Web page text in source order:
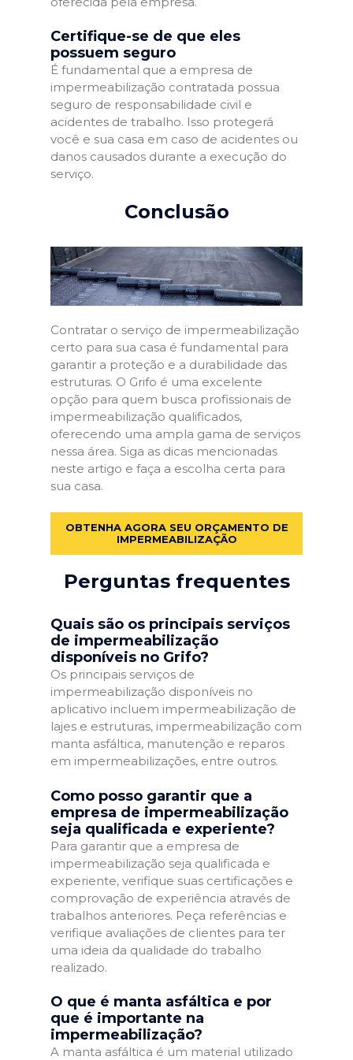
Certifique-se de que eles
possuem seguro
É fundamental que a empresa de
impermeabilização contratada possua
seguro de responsabilidade civil e
acidentes de trabalho. Isso protegerá
você e sua casa em caso de acidentes ou
danos causados durante a execução do
serviço.
Conclusão
Contratar o serviço de impermeabilização
certo para sua casa é fundamental para
garantir a proteção e a durabilidade das
estruturas. O Grifo é uma excelente
opção para quem busca profissionais de
impermeabilização qualificados,
oferecendo uma ampla gama de serviços
nessa área. Siga as dicas mencionadas
neste artigo e faça a escolha certa para
sua casa.
OBTENHA AGORA SEU ORÇAMENTO DE
IMPERMEABILIZAÇÃO
Perguntas frequentes
Quais são os principais serviços
de impermeabilização
disponíveis no Grifo?
Os principais serviços de
impermeabilização disponíveis no
aplicativo incluem impermeabilização de
lajes e estruturas, impermeabilização com
manta asfáltica, manutenção e reparos
em impermeabilizações, entre outros.
Como posso garantir que a
empresa de impermeabilização
seja qualificada e experiente?
Para garantir que a empresa de
impermeabilização seja qualificada e
experiente, verifique suas certificações e
comprovação de experiência através de
trabalhos anteriores. Peça referências e
verifique avaliações de clientes para ter
uma ideia da qualidade do trabalho
realizado.
O que é manta asfáltica e por
que é importante na
impermeabilização?
A manta asfáltica é um material utilizado